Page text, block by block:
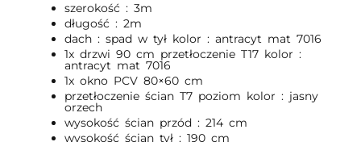
szerokość : 3m
długość : 2m
dach : spad w tył kolor : antracyt mat 7016
1x drzwi 90 cm przetłoczenie T17 kolor :
antracyt mat 7016
1x okno PCV 80×60 cm
przetłoczenie ścian T7 poziom kolor : jasny
orzech
wysokość ścian przód : 214 cm
wysokość ścian tył : 190 cm